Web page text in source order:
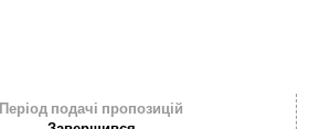
Період подачі пропозицій